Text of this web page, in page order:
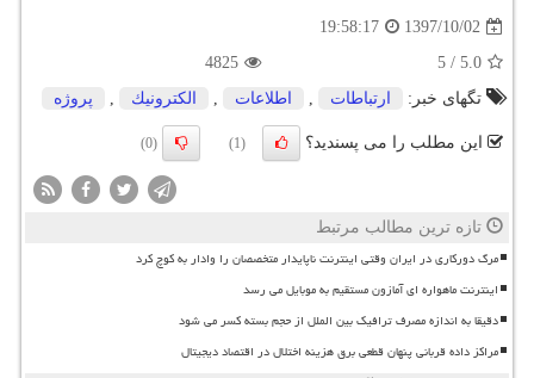
1397/10/02
19:58:17
5.0
/
5
4825
تگهای خبر:
ارتباطات , اطلاعات , الكترونیك , پروژه
این مطلب را می پسندید؟ (1)
(0)
تازه ترین مطالب مرتبط
مرگ دورکاری در ایران وقتی اینترنت ناپایدار متخصصان را وادار به کوچ کرد
اینترنت ماهواره ای آمازون مستقیم به موبایل می رسد
دقیقا به اندازه مصرف ترافیک بین الملل از حجم بسته کسر می شود
مراکز داده قربانی پنهان قطعی برق هزینه اختلال در اقتصاد دیجیتال